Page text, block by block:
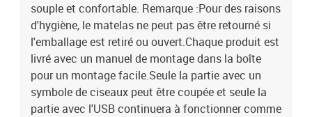
souple et confortable. Remarque :Pour des raisons
d'hygiène, le matelas ne peut pas être retourné si
l'emballage est retiré ou ouvert.Chaque produit est
livré avec un manuel de montage dans la boîte
pour un montage facile.Seule la partie avec un
symbole de ciseaux peut être coupée et seule la
partie avec l'USB continuera à fonctionner comme